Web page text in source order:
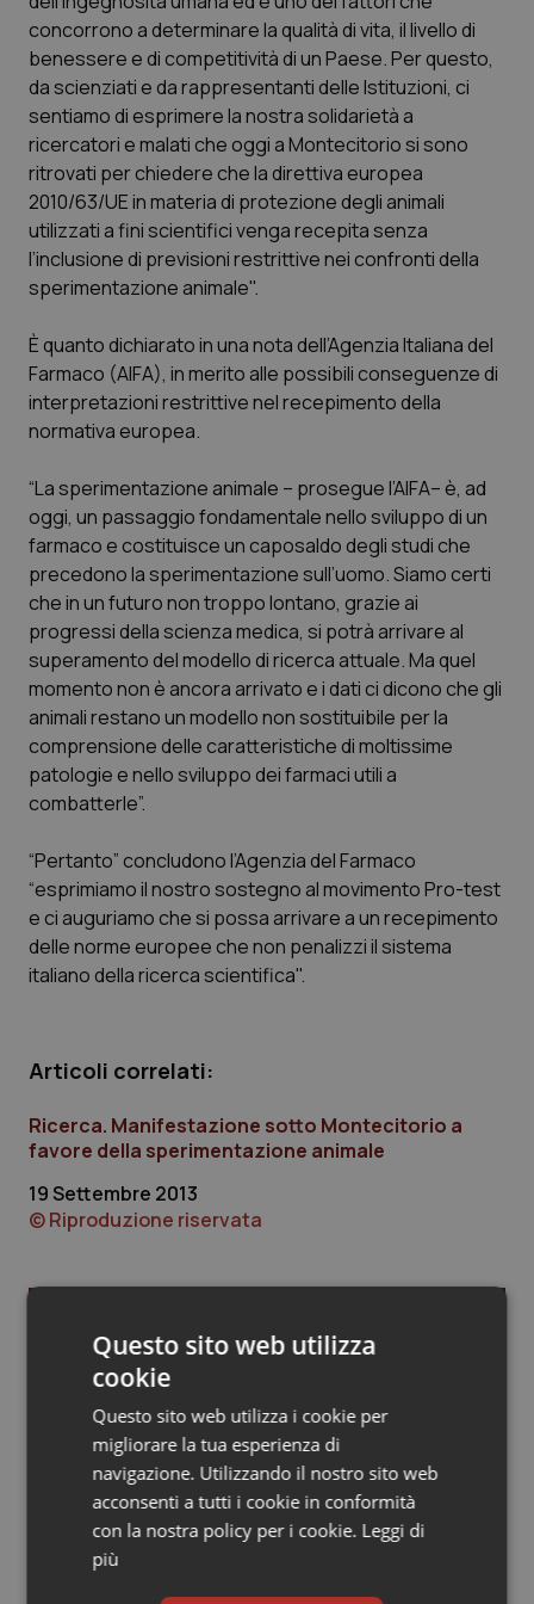
Scienza e Farmaci
Studi e Analisi
Lettere al direttore
Edizioni Regionali
QS Pro
Professionisti Sanitari.AI
Abruzzo
Basilicata
Calabria
Campania
Emilia-Romagna
Friuli Venezia Giulia
Lazio
Liguria
Lombardia
Marche
Piemonte
Provincia Autonoma di Trento
Sardegna
Sicilia
Toscana
Umbria
QS Pro Gold
Artrite & artrosi
Asma & BPCO
Car-T
Colesterolo & coronaropatie
Dermatite Atopica
Diabete & glucometri
Disturbi dell’umore
Dolore
Donna & Salute
Ipertensione & Scompenso
Malattia di Crohn & Rettocolite Ulcerosa
Neuroscienze & patologie neurodegenerative
Obesità
Oftalmologia
QS Club Newsletter
concorrono a determinare la qualità di vita, il livello di
benessere e di competitività di un Paese. Per questo,
da scienziati e da rappresentanti delle Istituzioni, ci
sentiamo di esprimere la nostra solidarietà a
ricercatori e malati che oggi a Montecitorio si sono
ritrovati per chiedere che la direttiva europea
2010/63/UE in materia di protezione degli animali
utilizzati a fini scientifici venga recepita senza
l’inclusione di previsioni restrittive nei confronti della
sperimentazione animale".
È quanto dichiarato in una nota dell’Agenzia Italiana del
Farmaco (AIFA), in merito alle possibili conseguenze di
interpretazioni restrittive nel recepimento della
normativa europea.
“La sperimentazione animale – prosegue l’AIFA– è, ad
oggi, un passaggio fondamentale nello sviluppo di un
farmaco e costituisce un caposaldo degli studi che
precedono la sperimentazione sull’uomo. Siamo certi
che in un futuro non troppo lontano, grazie ai
progressi della scienza medica, si potrà arrivare al
superamento del modello di ricerca attuale. Ma quel
momento non è ancora arrivato e i dati ci dicono che gli
animali restano un modello non sostituibile per la
comprensione delle caratteristiche di moltissime
patologie e nello sviluppo dei farmaci utili a
combatterle”.
“Pertanto” concludono l’Agenzia del Farmaco
“esprimiamo il nostro sostegno al movimento Pro-test
e ci auguriamo che si possa arrivare a un recepimento
delle norme europee che non penalizzi il sistema
italiano della ricerca scientifica".
Articoli correlati:
Ricerca. Manifestazione sotto Montecitorio a
favore della sperimentazione animale
19 Settembre 2013
© Riproduzione riservata
Gold
Cloud sanitario: infrastrutture,
compliance, GDPR e Risk management
Gestione dell'Ipertensione resistente:
Questo sito web utilizza
cookie
Questo sito web utilizza i cookie per
migliorare la tua esperienza di
navigazione. Utilizzando il nostro sito web
acconsenti a tutti i cookie in conformità
con la nostra policy per i cookie. Leggi di
più